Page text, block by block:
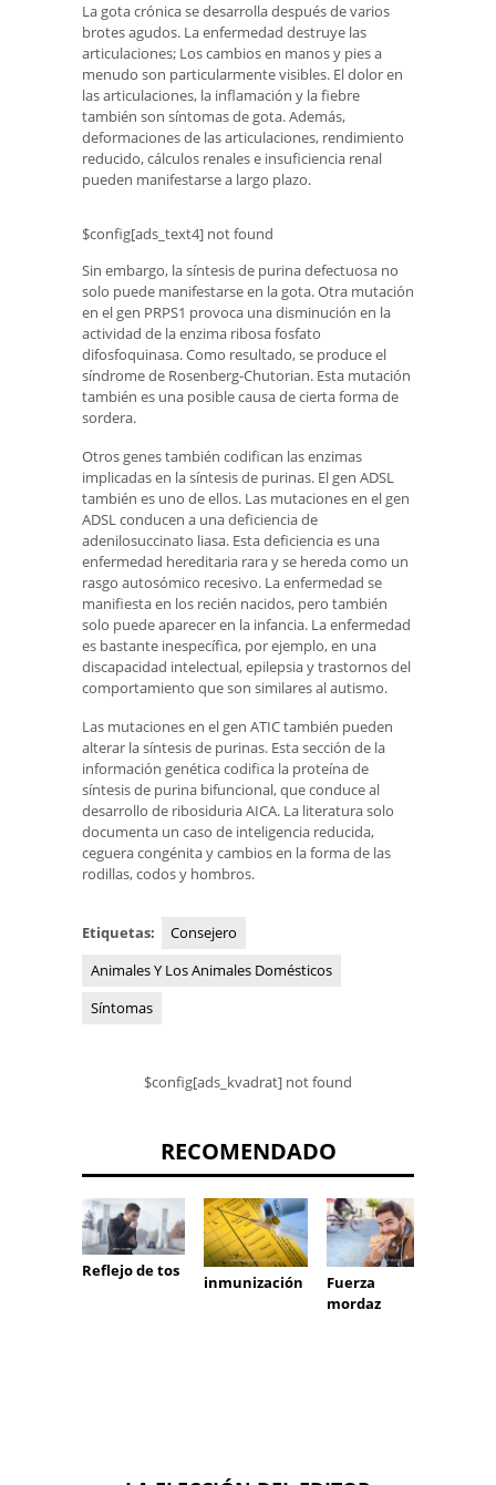
La gota crónica se desarrolla después de varios
brotes agudos. La enfermedad destruye las
articulaciones; Los cambios en manos y pies a
menudo son particularmente visibles. El dolor en
las articulaciones, la inflamación y la fiebre
también son síntomas de gota. Además,
deformaciones de las articulaciones, rendimiento
reducido, cálculos renales e insuficiencia renal
pueden manifestarse a largo plazo.
$config[ads_text4] not found
Sin embargo, la síntesis de purina defectuosa no
solo puede manifestarse en la gota. Otra mutación
en el gen PRPS1 provoca una disminución en la
actividad de la enzima ribosa fosfato
difosfoquinasa. Como resultado, se produce el
síndrome de Rosenberg-Chutorian. Esta mutación
también es una posible causa de cierta forma de
sordera.
Otros genes también codifican las enzimas
implicadas en la síntesis de purinas. El gen ADSL
también es uno de ellos. Las mutaciones en el gen
ADSL conducen a una deficiencia de
adenilosuccinato liasa. Esta deficiencia es una
enfermedad hereditaria rara y se hereda como un
rasgo autosómico recesivo. La enfermedad se
manifiesta en los recién nacidos, pero también
solo puede aparecer en la infancia. La enfermedad
es bastante inespecífica, por ejemplo, en una
discapacidad intelectual, epilepsia y trastornos del
comportamiento que son similares al autismo.
Las mutaciones en el gen ATIC también pueden
alterar la síntesis de purinas. Esta sección de la
información genética codifica la proteína de
síntesis de purina bifuncional, que conduce al
desarrollo de ribosiduria AICA. La literatura solo
documenta un caso de inteligencia reducida,
ceguera congénita y cambios en la forma de las
rodillas, codos y hombros.
Etiquetas:
Consejero
Animales Y Los Animales Domésticos
Síntomas
$config[ads_kvadrat] not found
RECOMENDADO
Reflejo de tos
inmunización
Fuerza
mordaz